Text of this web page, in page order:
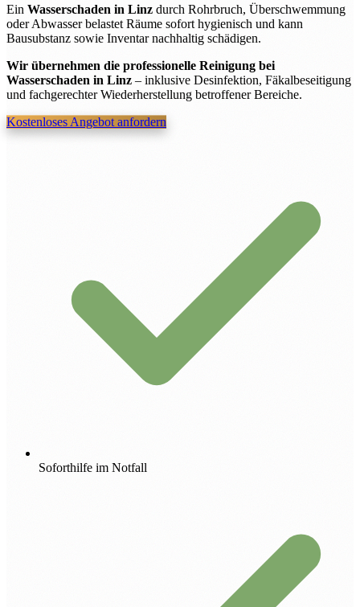
Ein Wasserschaden in Linz durch Rohrbruch, Überschwemmung
oder Abwasser belastet Räume sofort hygienisch und kann
Bausubstanz sowie Inventar nachhaltig schädigen.
Wir übernehmen die professionelle Reinigung bei
Wasserschaden in Linz– inklusive Desinfektion, Fäkalbeseitigung
und fachgerechter Wiederherstellung betroffener Bereiche.
Kostenloses Angebot anfordern
Soforthilfe im Notfall